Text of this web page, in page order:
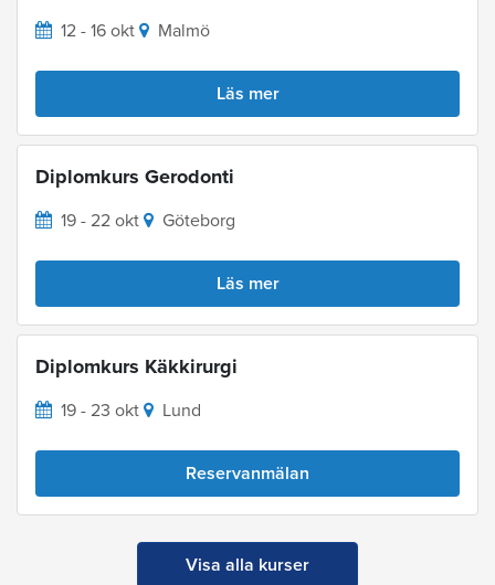
12 - 16 okt Malmö
Läs mer
Diplomkurs Gerodonti
19 - 22 okt Göteborg
Läs mer
Diplomkurs Käkkirurgi
19 - 23 okt Lund
Reservanmälan
Visa alla kurser